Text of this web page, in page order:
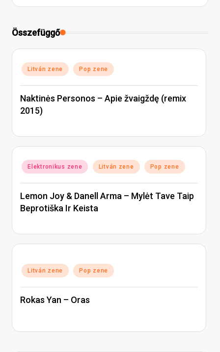
Összefüggő
Posted
in
Litván zene Pop zene
Naktinės Personos – Apie žvaigždę (remix
2015)
Posted
in
Elektronikus zene Litván zene Pop zene
Lemon Joy & Danell Arma – Mylėt Tave Taip
Beprotiška Ir Keista
Posted
in
Litván zene Pop zene
Rokas Yan – Oras